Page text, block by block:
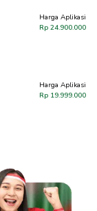
Harga Aplikasi
Rp 24.900.000
Harga Aplikasi
Rp 19.999.000